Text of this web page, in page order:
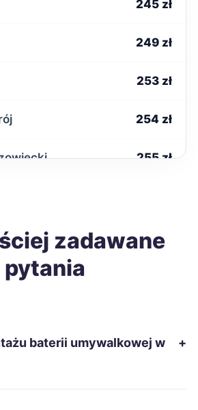
245 zł
249 zł
253 zł
254 zł
255 zł
258 zł
259 zł
zadawane
pytania
baterii umywalkowej w
+